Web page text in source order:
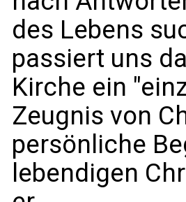
des Lebens
passiert uns
Kirche ein
Zeugnis von
persönliche
lebendigen